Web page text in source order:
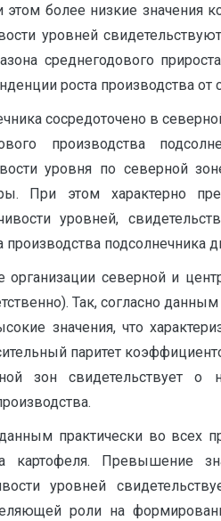
более низкие значения
уровней
среднегодового
роста производства
сосредоточено в
производства
уровня по северной
При этом характерно
уровней,
подсолнечника
организации северной и
Так, согласно
значения, что
паритет
зон свидетельствует о
практически во всех
картофеля. Превышение
уровней
роли на